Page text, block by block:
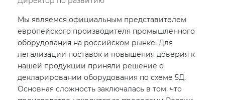
Мы являемся официальным представителем
европейского производителя промышленного
оборудования на российском рынке. Для
легализации поставок и повышения доверия к
нашей продукции приняли решение о
декларировании оборудования по схеме 5Д.
Основная сложность заключалась в том, что